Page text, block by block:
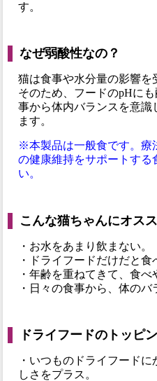
す。
なぜ弱酸性なの？
猫は食事や水分量の影響を
そのため、フードのpHに
事から体内バランスを意識
ます。
※本製品は一般食です。療
の健康維持をサポートする
い。
こんな猫ちゃんにオス
・お水をあまり飲まない。
・ドライフードだけだと食
・年齢を重ねてきて、食べ
・日々の食事から、体のバ
ドライフードのトッピ
・いつものドライフード
しさをプラス。